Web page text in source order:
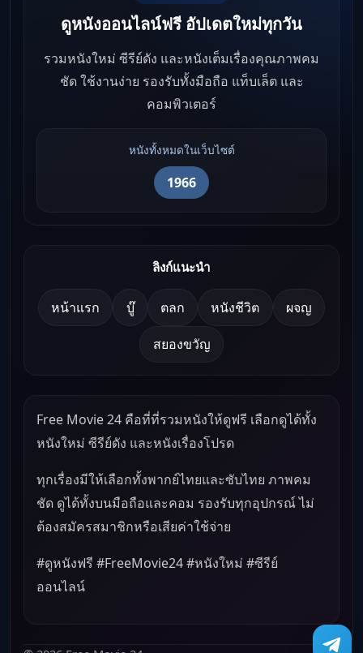
ดูหนังออนไลน์ฟรี อัปเดตใหม่ทุกวัน
รวมหนังใหม่ ซีรีย์ดัง และหนังเต็มเรื่องคุณภาพคม
ชัด ใช้งานง่าย รองรับทั้งมือถือ แท็บเล็ต และ
คอมพิวเตอร์
หนังทั้งหมดในเว็บไซต์
1966
ลิงก์แนะนำ
หน้าแรก บู๊ ตลก หนังชีวิต ผจญ
สยองขวัญ
Free Movie 24 คือที่ที่รวมหนังให้ดูฟรี เลือกดูได้ทั้ง
หนังใหม่ ซีรีย์ดัง และหนังเรื่องโปรด
ทุกเรื่องมีให้เลือกทั้งพากย์ไทยและซับไทย ภาพคม
ชัด ดูได้ทั้งบนมือถือและคอม รองรับทุกอุปกรณ์ ไม่
ต้องสมัครสมาชิกหรือเสียค่าใช้จ่าย
#ดูหนังฟรี #FreeMovie24 #หนังใหม่ #ซีรีย์
ออนไลน์